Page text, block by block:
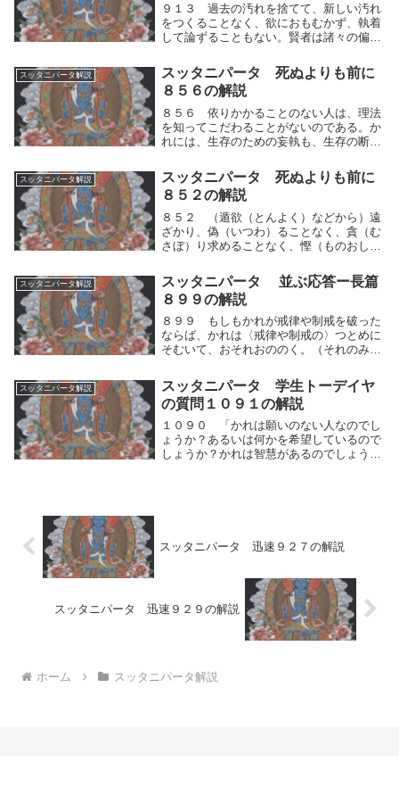
９１３ 過去の汚れを捨てて、新しい汚れ
をつくることなく、欲におもむかず、執着
して論ずることもない。賢者は諸々の偏見
自分を責めることもない。過去に分別した
汚れを捨てて、新しい汚れ＝分別をつくる
ことなく、両...
スッタニパータ解説
スッタニパータ 死ぬよりも前に
８５６の解説
８５６ 依りかかることのない人は、理法
を知ってこだわることがないのである。か
れには、生存のための妄執も、生存の断滅
運動に常によく気をつけて、依りかかるこ
とのない人は、あるがままに理法を知っ
て、思考の運動...
スッタニパータ解説
スッタニパータ 死ぬよりも前に
８５２の解説
８５２ （遁欲（とんよく）などから）遠
ざかり、偽（いつわ）ることなく、貪（む
さぼ）り求めることなく、慳（ものおし）
（きら）われず、両舌（かげぐち）を事と
しない。自らの人間的思考の運動（快⇔不
快）を制して、...
スッタニパータ解説
スッタニパータ 並ぶ応答ー長篇
８９９の解説
８９９ もしもかれが戒律や制戒を破った
ならば、かれは〈戒律や制戒の〉つとめに
そむいて、おそれおののく。（それのみな
れる」ととなえて望み求めている。たとえ
ば隊商からはぐれた（商人が隊商をもと
め）、家から旅...
スッタニパータ解説
スッタニパータ 学生トーデイヤ
の質問１０９１の解説
１０９０ 「かれは願いのない人なのでし
ょうか？あるいは何かを希望しているので
しょうか？かれは智慧があるのでしょう
スッタニパータ 迅速９２７の解説
スッタニパータ 迅速９２９の解説
ホーム スッタニパータ解説